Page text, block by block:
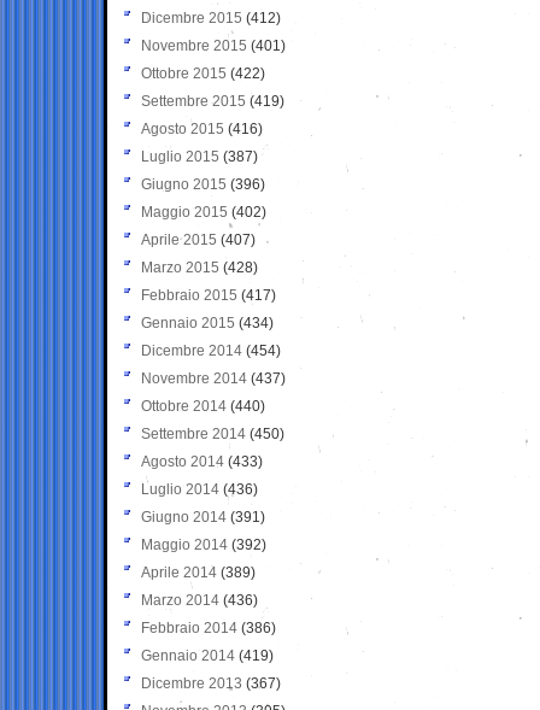
Dicembre 2015 (412)
Novembre 2015 (401)
Ottobre 2015 (422)
Settembre 2015 (419)
Agosto 2015 (416)
Luglio 2015 (387)
Giugno 2015 (396)
Maggio 2015 (402)
Aprile 2015 (407)
Marzo 2015 (428)
Febbraio 2015 (417)
Gennaio 2015 (434)
Dicembre 2014 (454)
Novembre 2014 (437)
Ottobre 2014 (440)
Settembre 2014 (450)
Agosto 2014 (433)
Luglio 2014 (436)
Giugno 2014 (391)
Maggio 2014 (392)
Aprile 2014 (389)
Marzo 2014 (436)
Febbraio 2014 (386)
Gennaio 2014 (419)
Dicembre 2013 (367)